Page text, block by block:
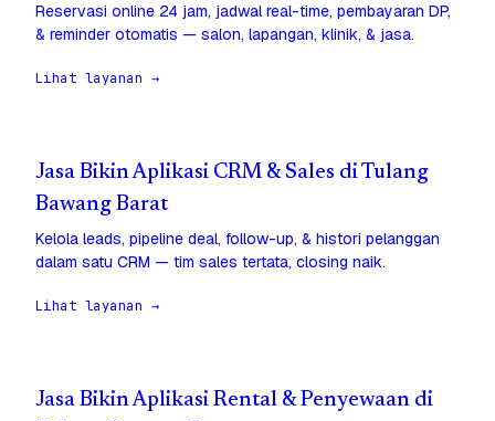
Reservasi online 24 jam, jadwal real-time, pembayaran DP,
& reminder otomatis — salon, lapangan, klinik, & jasa.
Lihat layanan →
Jasa Bikin Aplikasi CRM & Sales di Tulang
Bawang Barat
Kelola leads, pipeline deal, follow-up, & histori pelanggan
dalam satu CRM — tim sales tertata, closing naik.
Lihat layanan →
Jasa Bikin Aplikasi Rental & Penyewaan di